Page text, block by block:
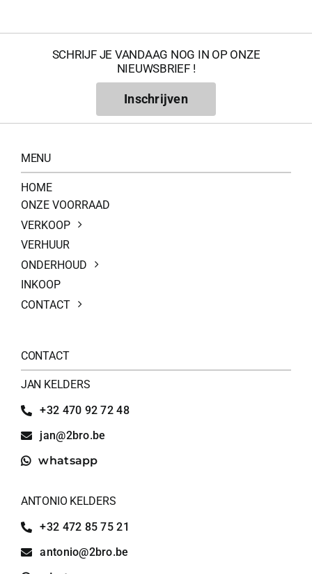
SCHRIJF JE VANDAAG NOG IN OP ONZE
NIEUWSBRIEF !
Inschrijven
MENU
HOME
ONZE VOORRAAD
VERKOOP
VERHUUR
ONDERHOUD
INKOOP
CONTACT
CONTACT
JAN KELDERS
+32 470 92 72 48
jan@2bro.be
whatsapp
ANTONIO KELDERS
+32 472 85 75 21
antonio@2bro.be